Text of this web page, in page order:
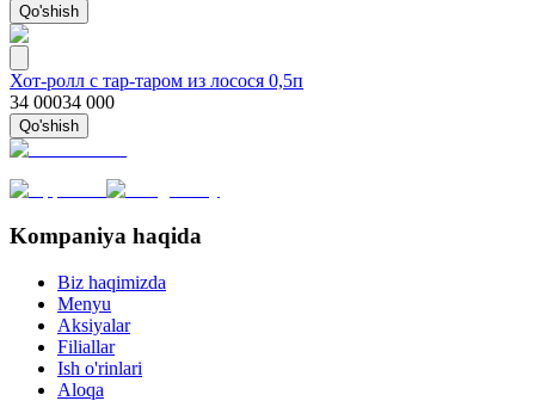
Qo'shish
Хот-ролл с тар-таром из лосося 0,5п
34 00034 000
Qo'shish
Kompaniya haqida
Biz haqimizda
Menyu
Aksiyalar
Filiallar
Ish o'rinlari
Aloqa